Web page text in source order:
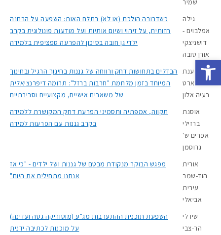
Open toolbar
שמיר
גילה
אפלבוים -
דושניצקי
אורן טובה
כשדבורה הולכת (או לא) בתלם האות: השפעה על הבחנה
חזותית, על זיהוי ושיום אותיות ועל מודעות פונולוגית בקרב
ילדי גן חובה בסיכון להפרעה ספציפית בלמידה
ענת
בארט
רעיה אלון
הבדלים בתחושות דחק ורווחה של גננות בחינוך הרגיל ובחינוך
המיוחד בזמן מלחמת "חרבות ברזל": תרומה דיפרנציאלית
של משאבים אישיים, מקצועיים וסביבתיים
אוסנת
ברזילי
אפרים ש'
גרוסמן
תקווה, אמפתיה ותסמיני הפרעת דחק המקושרת ללמידה
בקרב גננות עם הפרעות למידה
אורית
הוד-שמר
עירית
אביאלי
מפגש הבוקר מנקודת מבטם של גננות ושל ילדים - "כי אז
אנחנו מתחילים את היום"
שירלי
הר-צבי
השפעת תוכנית ההתערבות מג"ע (מוטוריקה גסה ועדינה)
על מוכנות לכתיבה ידנית